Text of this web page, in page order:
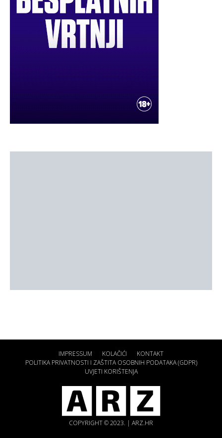
IMPRESSUM KOLAČIĆI
KONTAKT
POLITIKA PRIVATNOSTI I ZAŠTITA OSOBNIH PODATAKA (GDPR)
UVJETI KORIŠTENJA
COPYRIGHT © 2023. | ARZ.HR